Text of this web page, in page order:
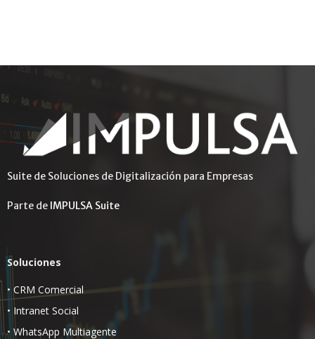
Suite de Soluciones de Digitalización para Empresas
Parte de IMPULSA Suite
Soluciones
•CRM Comercial
• Intranet Social
• WhatsApp Multiagente